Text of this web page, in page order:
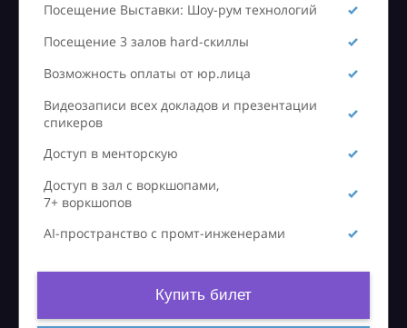
Посещение Выставки: Шоу-рум технологий
Посещение 3 залов hard-скиллы
Возможность оплаты от юр.лица
Видеозаписи всех докладов и презентации
спикеров
Доступ в менторскую
Доступ в зал с воркшопами,
7+ воркшопов
AI-пространство с промт-инженерами
Купить билет